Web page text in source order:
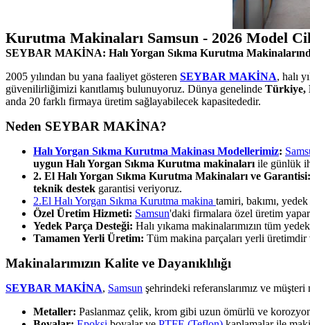
Kurutma Makinaları Samsun - 2026 Model
SEYBAR MAKİNA: Halı Yorgan Sıkma Kurutma
2005 yılından bu yana faaliyet gösteren SEYBAR MAKİNA, halı
güvenilirliğimizi kanıtlamış bulunuyoruz. Dünya genelinde Türkiye,
anda 20 farklı firmaya üretim sağlayabilecek kapasitededir.
Neden SEYBAR MAKİNA?
Halı Yorgan Sıkma Kurutma Makinası Modellerimiz:
uygun Halı Yorgan Sıkma Kurutma makinaları ile günlük
2. El Halı Yorgan Sıkma Kurutma Makinaları ve Garantisi:
teknik destek garantisi veriyoruz.
2.El Halı Yorgan Sıkma Kurutma makina tamiri, bakımı,
Özel Üretim Hizmeti: Samsun'daki firmalara özel üretim
Yedek Parça Desteği: Halı yıkama makinalarımızın tüm
Tamamen Yerli Üretim: Tüm makina parçaları yerli
Makinalarımızın Kalite ve Dayanıklılığı
SEYBAR MAKİNA, Samsun şehrindeki referanslarımız ve
Metaller: Paslanmaz çelik, krom gibi uzun ömürlü ve